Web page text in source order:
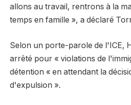
allons au travail, rentrons à la
temps en famille », a déclaré
Selon un porte-parole de l'ICE,
arrêté pour « violations de
détention « en attendant la
d'expulsion ».